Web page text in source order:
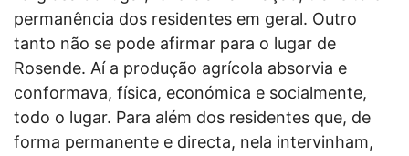
permanência dos residentes em geral. Outro
tanto não se pode afirmar para o lugar de
Rosende. Aí a produção agrícola absorvia e
conformava, física, económica e socialmente,
todo o lugar. Para além dos residentes que, de
forma permanente e directa, nela intervinham,